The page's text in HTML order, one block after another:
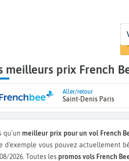
meilleurs prix French
Aller/retour
Saint-Denis Paris
qu'un meilleur prix pour un vol French
d'exemple vous pouvez actuellement
2026. Toutes les promos vols French